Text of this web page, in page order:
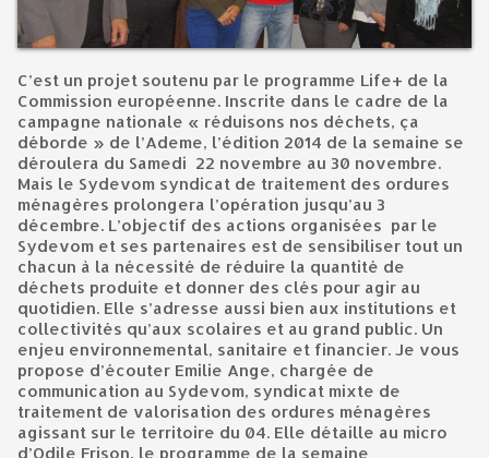
C’est un projet soutenu par le programme Life+ de la
Commission européenne. Inscrite dans le cadre de la
campagne nationale « réduisons nos déchets, ça
déborde » de l’Ademe, l’édition 2014 de la semaine se
déroulera du Samedi 22 novembre au 30 novembre.
Mais le Sydevom syndicat de traitement des ordures
ménagères prolongera l’opération jusqu’au 3
décembre. L’objectif des actions organisées par le
Sydevom et ses partenaires est de sensibiliser tout un
chacun à la nécessité de réduire la quantité de
déchets produite et donner des clés pour agir au
quotidien. Elle s’adresse aussi bien aux institutions et
collectivités qu’aux scolaires et au grand public. Un
enjeu environnemental, sanitaire et financier. Je vous
propose d’écouter Emilie Ange, chargée de
communication au Sydevom, syndicat mixte de
traitement de valorisation des ordures ménagères
agissant sur le territoire du 04. Elle détaille au micro
d’Odile Frison, le programme de la semaine